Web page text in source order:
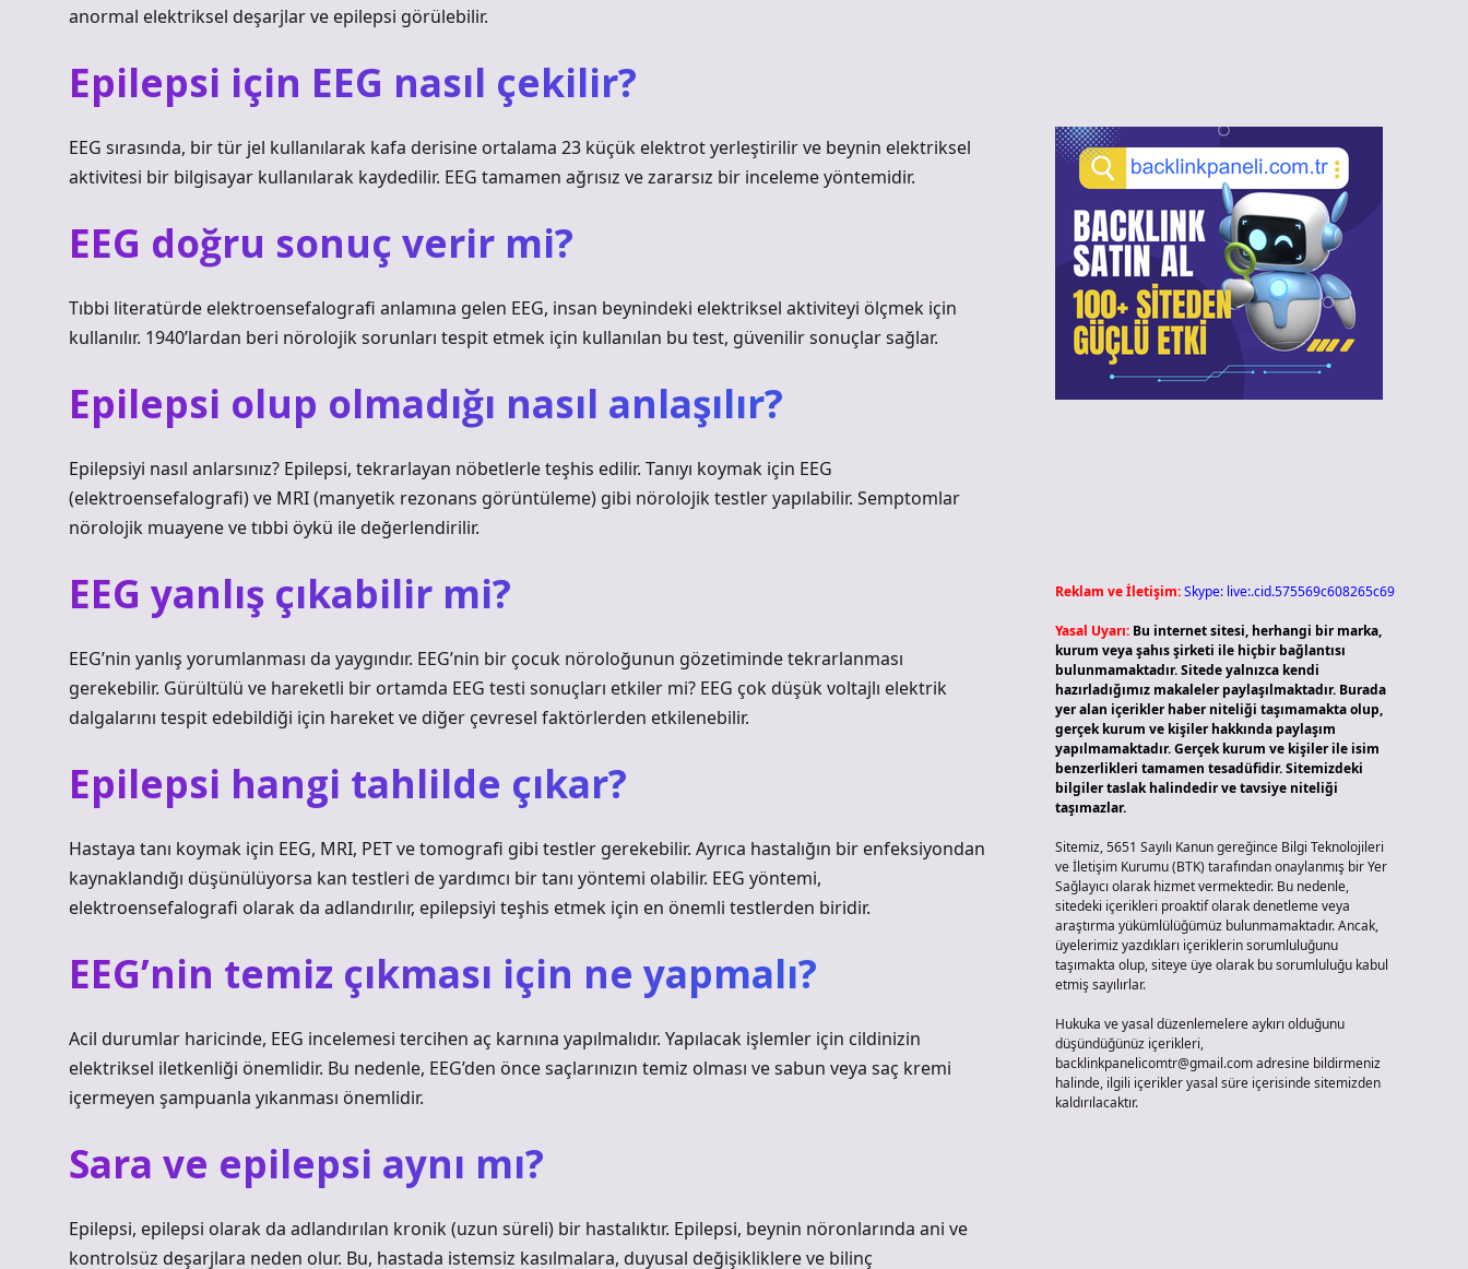
anormal elektriksel deşarjlar ve epilepsi görülebilir.
Epilepsi için EEG nasıl çekilir?
EEG sırasında, bir tür jel kullanılarak kafa derisine ortalama 23 küçük elektrot yerleştirilir ve beynin elektriksel
aktivitesi bir bilgisayar kullanılarak kaydedilir. EEG tamamen ağrısız ve zararsız bir inceleme yöntemidir.
EEG doğru sonuç verir mi?
Tıbbi literatürde elektroensefalografi anlamına gelen EEG, insan beynindeki elektriksel aktiviteyi ölçmek için
kullanılır. 1940’lardan beri nörolojik sorunları tespit etmek için kullanılan bu test, güvenilir sonuçlar sağlar.
Epilepsi olup olmadığı nasıl anlaşılır?
Epilepsiyi nasıl anlarsınız? Epilepsi, tekrarlayan nöbetlerle teşhis edilir. Tanıyı koymak için EEG
(elektroensefalografi) ve MRI (manyetik rezonans görüntüleme) gibi nörolojik testler yapılabilir. Semptomlar
nörolojik muayene ve tıbbi öykü ile değerlendirilir.
EEG yanlış çıkabilir mi?
EEG’nin yanlış yorumlanması da yaygındır. EEG’nin bir çocuk nöroloğunun gözetiminde tekrarlanması
gerekebilir. Gürültülü ve hareketli bir ortamda EEG testi sonuçları etkiler mi? EEG çok düşük voltajlı elektrik
dalgalarını tespit edebildiği için hareket ve diğer çevresel faktörlerden etkilenebilir.
Epilepsi hangi tahlilde çıkar?
Hastaya tanı koymak için EEG, MRI, PET ve tomografi gibi testler gerekebilir. Ayrıca hastalığın bir enfeksiyondan
kaynaklandığı düşünülüyorsa kan testleri de yardımcı bir tanı yöntemi olabilir. EEG yöntemi,
elektroensefalografi olarak da adlandırılır, epilepsiyi teşhis etmek için en önemli testlerden biridir.
EEG’nin temiz çıkması için ne yapmalı?
Acil durumlar haricinde, EEG incelemesi tercihen aç karnına yapılmalıdır. Yapılacak işlemler için cildinizin
elektriksel iletkenliği önemlidir. Bu nedenle, EEG’den önce saçlarınızın temiz olması ve sabun veya saç kremi
içermeyen şampuanla yıkanması önemlidir.
Sara ve epilepsi aynı mı?
Epilepsi, epilepsi olarak da adlandırılan kronik (uzun süreli) bir hastalıktır. Epilepsi, beynin nöronlarında ani ve
kontrolsüz deşarjlara neden olur. Bu, hastada istemsiz kasılmalara, duyusal değişikliklere ve bilinç
Reklam ve İletişim:Skype: live:.cid.575569c608265c69
Yasal Uyarı: Bu internet sitesi, herhangi bir marka,
kurum veya şahıs şirketi ile hiçbir bağlantısı
bulunmamaktadır. Sitede yalnızca kendi
hazırladığımız makaleler paylaşılmaktadır. Burada
yer alan içerikler haber niteliği taşımamakta olup,
gerçek kurum ve kişiler hakkında paylaşım
yapılmamaktadır. Gerçek kurum ve kişiler ile isim
benzerlikleri tamamen tesadüfidir. Sitemizdeki
bilgiler taslak halindedir ve tavsiye niteliği
taşımazlar.
Sitemiz, 5651 Sayılı Kanun gereğince Bilgi Teknolojileri
ve İletişim Kurumu (BTK) tarafından onaylanmış bir Yer
Sağlayıcı olarak hizmet vermektedir. Bu nedenle,
sitedeki içerikleri proaktif olarak denetleme veya
araştırma yükümlülüğümüz bulunmamaktadır. Ancak,
üyelerimiz yazdıkları içeriklerin sorumluluğunu
taşımakta olup, siteye üye olarak bu sorumluluğu kabul
etmiş sayılırlar.
Hukuka ve yasal düzenlemelere aykırı olduğunu
düşündüğünüz içerikleri,
backlinkpanelicomtr@gmail.comadresine bildirmeniz
halinde, ilgili içerikler yasal süre içerisinde sitemizden
kaldırılacaktır.